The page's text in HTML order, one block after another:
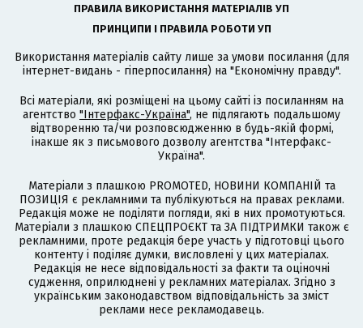
ПРАВИЛА ВИКОРИСТАННЯ МАТЕРІАЛІВ УП
ПРИНЦИПИ І ПРАВИЛА РОБОТИ УП
Використання матеріалів сайту лише за умови посилання (для
інтернет-видань - гіперпосилання) на "Економічну правду".
Всі матеріали, які розміщені на цьому сайті із посиланням на
агентство "Інтерфакс-Україна", не підлягають подальшому
відтворенню та/чи розповсюдженню в будь-якій формі,
інакше як з письмового дозволу агентства "Інтерфакс-
Україна".
Матеріали з плашкою PROMOTED, НОВИНИ КОМПАНІЙ та
ПОЗИЦІЯ є рекламними та публікуються на правах реклами.
Редакція може не поділяти погляди, які в них промотуються.
Матеріали з плашкою СПЕЦПРОЄКТ та ЗА ПІДТРИМКИ також є
рекламними, проте редакція бере участь у підготовці цього
контенту і поділяє думки, висловлені у цих матеріалах.
Редакція не несе відповідальності за факти та оціночні
судження, оприлюднені у рекламних матеріалах. Згідно з
українським законодавством відповідальність за зміст
реклами несе рекламодавець.